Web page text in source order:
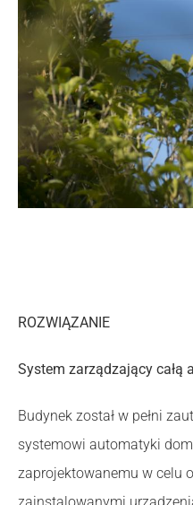
ROZWIĄZANIE
System zarządzający całą
Budynek został w pełni
systemowi automatyki
zaprojektowanemu w celu